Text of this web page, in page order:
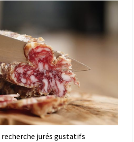
recherche jurés gustatifs